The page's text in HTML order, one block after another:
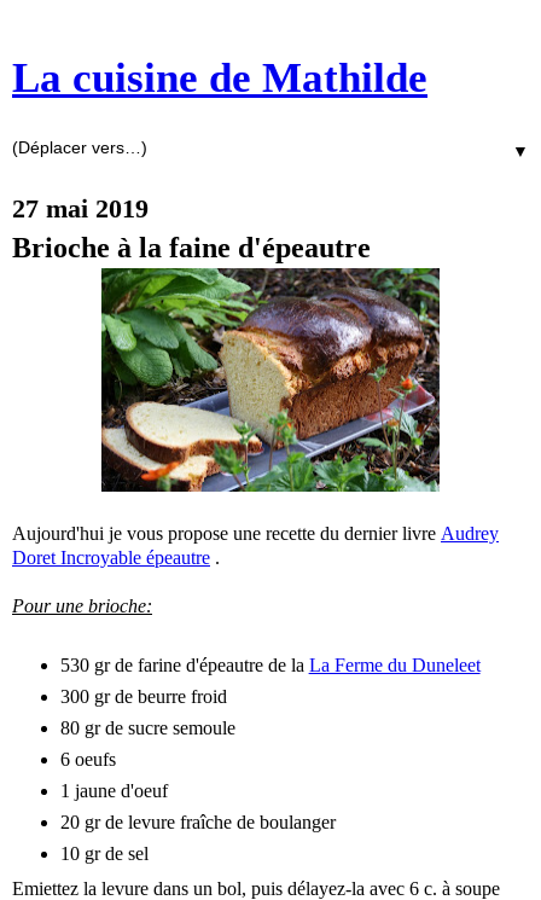
La cuisine de Mathilde
▼
27 mai 2019
Brioche à la faine d'épeautre
Aujourd'hui je vous propose une recette du dernier livre Audrey
Doret Incroyable épeautre .
Pour une brioche:
530 gr de farine d'épeautre de la La Ferme du Duneleet
300 gr de beurre froid
80 gr de sucre semoule
6 oeufs
1 jaune d'oeuf
20 gr de levure fraîche de boulanger
10 gr de sel
Emiettez la levure dans un bol, puis délayez-la avec 6 c. à soupe